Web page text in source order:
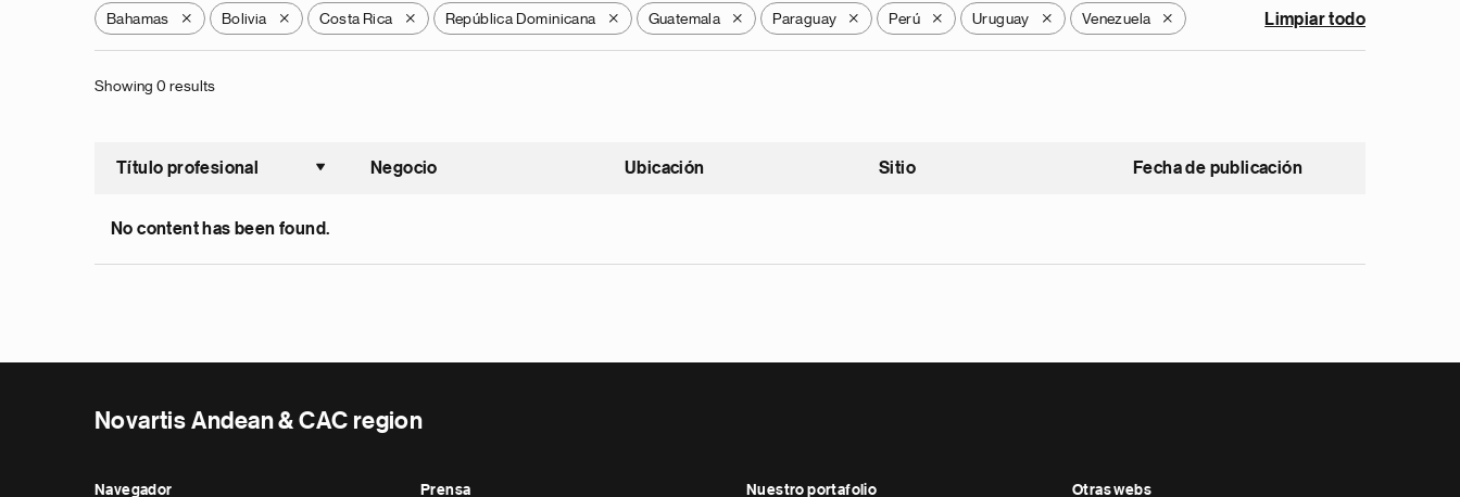
Bahamas X Bolivia X Costa Rica X República Dominicana X Guatemala X Paraguay X Perú X Uruguay X Venezuela X Limpiar todo
Showing 0 results
Título profesional
Ordenar ascendente
Negocio Ubicación Sitio Fecha de publicación
No content has been found.
Novartis Andean & CAC region
Navegador Prensa Nuestro portafolio Otras webs